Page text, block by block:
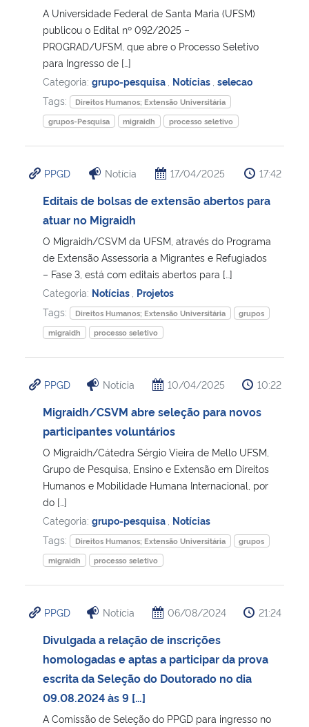
A Universidade Federal de Santa Maria (UFSM)
publicou o Edital nº 092/2025 –
PROGRAD/UFSM, que abre o Processo Seletivo
para Ingresso de […]
Categoria: grupo-pesquisa Notícias selecao
Tags:
Direitos Humanos; Extensão Universitária
grupos-Pesquisa
migraidh processo seletivo
PPGD Notícia 17/04/2025 17:42
Editais de bolsas de extensão abertos para
atuar no Migraidh
O Migraidh/CSVM da UFSM, através do Programa
de Extensão Assessoria a Migrantes e Refugiados
– Fase 3, está com editais abertos para […]
Categoria: Notícias Projetos
Tags:
Direitos Humanos; Extensão Universitária
grupos
migraidh
processo seletivo
PPGD Notícia 10/04/2025 10:22
Migraidh/CSVM abre seleção para novos
participantes voluntários
O Migraidh/Cátedra Sérgio Vieira de Mello UFSM,
Grupo de Pesquisa, Ensino e Extensão em Direitos
Humanos e Mobilidade Humana Internacional, por
do […]
Categoria: grupo-pesquisa Notícias
Tags:
Direitos Humanos; Extensão Universitária
grupos
migraidh
processo seletivo
PPGD Notícia 06/08/2024 21:24
Divulgada a relação de inscrições
homologadas e aptas a participar da prova
escrita da Seleção do Doutorado no dia
09.08.2024 às 9 […]
A Comissão de Seleção do PPGD para ingresso no